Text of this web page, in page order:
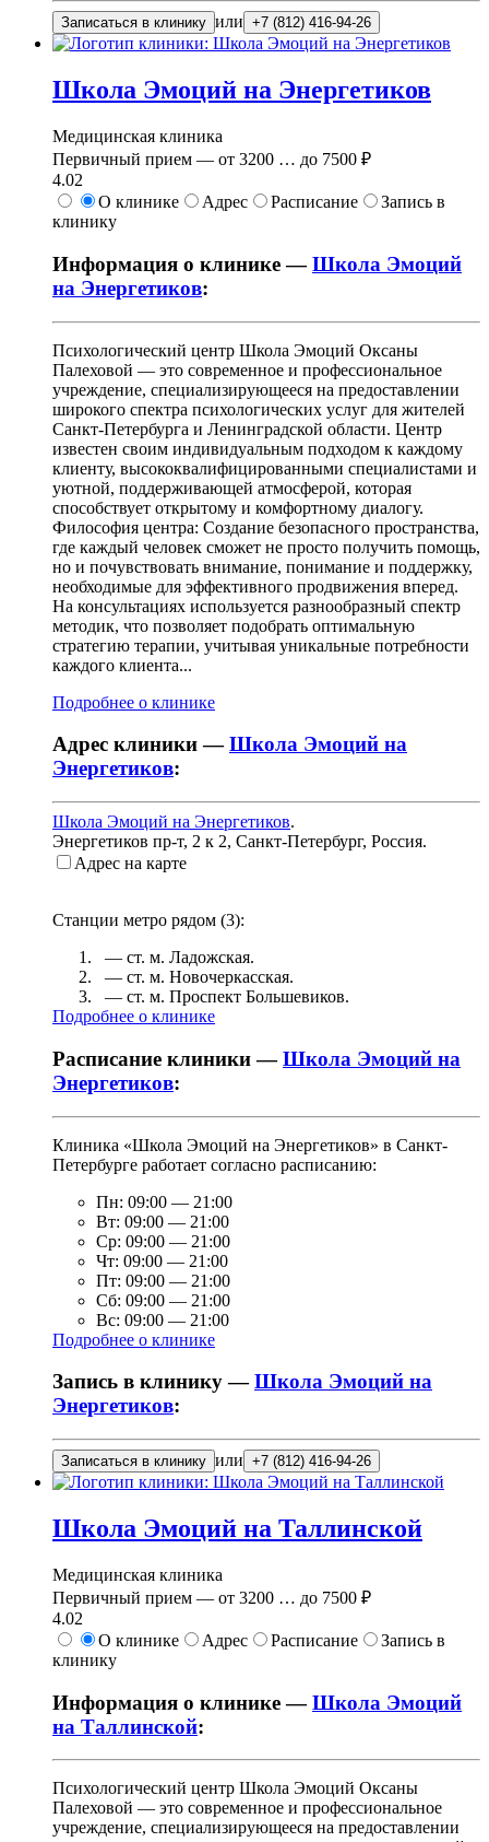
Записаться в клинику или +7 (812) 416-94-26
Школа Эмоций на Энергетиков
Медицинская клиника
Первичный прием — от 3200 … до 7500 ₽
4.02
О клинике
Адрес Расписание
Запись в
клинику
Информация о клинике —Школа Эмоций
на Энергетиков:
Психологический центр Школа Эмоций Оксаны
Палеховой — это современное и профессиональное
учреждение, специализирующееся на предоставлении
широкого спектра психологических услуг для жителей
Санкт-Петербурга и Ленинградской области. Центр
известен своим индивидуальным подходом к каждому
клиенту, высококвалифицированными специалистами и
уютной, поддерживающей атмосферой, которая
способствует открытому и комфортному диалогу.
Философия центра: Создание безопасного пространства,
где каждый человек сможет не просто получить помощь,
но и почувствовать внимание, понимание и поддержку,
необходимые для эффективного продвижения вперед.
На консультациях используется разнообразный спектр
методик, что позволяет подобрать оптимальную
стратегию терапии, учитывая уникальные потребности
каждого клиента...
Подробнее о клинике
Адрес клиники —Школа Эмоций на
Энергетиков:
Школа Эмоций на Энергетиков.
Энергетиков пр-т, 2 к 2, Санкт-Петербург, Россия.
Адрес на карте
Станции метро рядом (3):
— ст. м. Ладожская.
— ст. м. Новочеркасская.
— ст. м. Проспект Большевиков.
Подробнее о клинике
Расписание клиники —Школа Эмоций на
Энергетиков:
Клиника «Школа Эмоций на Энергетиков» в Санкт-
Петербурге работает согласно расписанию:
Пн: 09:00 — 21:00
Вт: 09:00 — 21:00
Ср: 09:00 — 21:00
Чт: 09:00 — 21:00
Пт: 09:00 — 21:00
Сб: 09:00 — 21:00
Вс: 09:00 — 21:00
Подробнее о клинике
Запись в клинику —Школа Эмоций на
Энергетиков:
Записаться в клинику или +7 (812) 416-94-26
Школа Эмоций на Таллинской
Медицинская клиника
Первичный прием — от 3200 … до 7500 ₽
4.02
О клинике
Адрес Расписание
Запись в
клинику
Информация о клинике —Школа Эмоций
на Таллинской:
Психологический центр Школа Эмоций Оксаны
Палеховой — это современное и профессиональное
учреждение, специализирующееся на предоставлении